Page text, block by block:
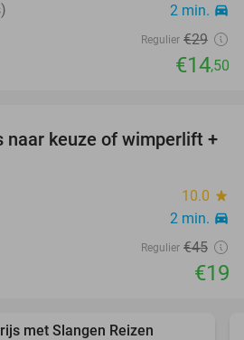
2 min. directions_car
Regulier €29
€14,50
58%
naar keuze of wimperlift +
10.0 star
2 min. directions_car
Regulier €45
€19
favorite_border
met Slangen Reizen